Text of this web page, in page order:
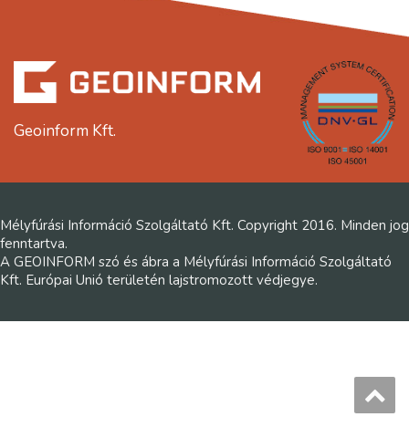
Geoinform Kft.
Mélyfúrási Információ Szolgáltató Kft. Copyright 2016. Minden jog
fenntartva.
A GEOINFORM szó és ábra a Mélyfúrási Információ Szolgáltató
Kft. Európai Unió területén lajstromozott védjegye.